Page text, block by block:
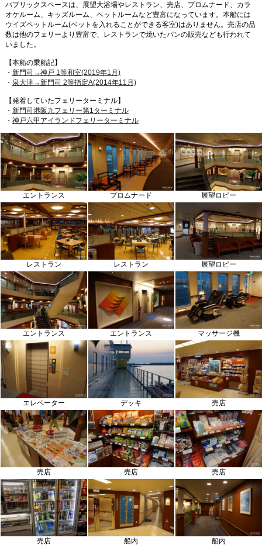
パブリックスペースは、展望大浴場やレストラン、売店、プロムナード、カラ
オケルーム、キッズルーム、ペットルームなど豊富になっています。本船には
ウイズペットルーム(ペットを入れることができる客室)はありません。売店の品
数は他のフェリーより豊富で、レストランで焼いたパンの販売なども行われて
いました。
【本船の乗船記】
・ 新門司→神戸 1等和室(2019年1月)
・ 泉大津→新門司 2等指定A(2014年11月)
【発着していたフェリーターミナル】
・ 新門司港阪九フェリー第1ターミナル
・ 神戸六甲アイランドフェリーターミナル
エントランス プロムナード 展望ロビー
レストラン レストラン 展望ロビー
エントランス エントランス マッサージ機
エレベーター デッキ 売店
売店 売店 売店
売店 船内 船内